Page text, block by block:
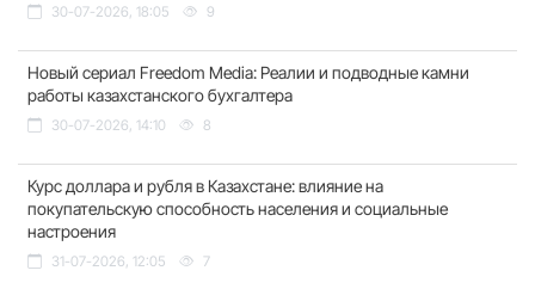
30-07-2026, 18:05 9
Новый сериал Freedom Media: Реалии и подводные камни
работы казахстанского бухгалтера
30-07-2026, 14:10 8
Курс доллара и рубля в Казахстане: влияние на
покупательскую способность населения и социальные
настроения
31-07-2026, 12:05 7